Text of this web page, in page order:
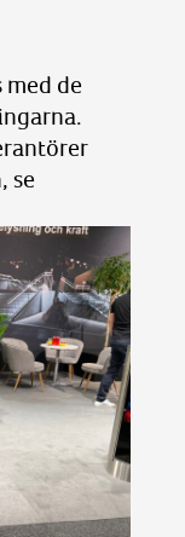
de
se